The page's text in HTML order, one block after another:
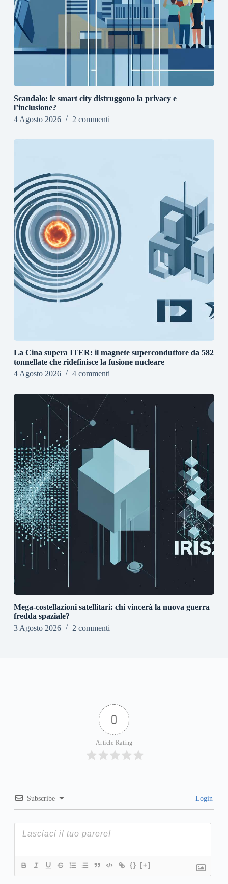
Scandalo: le smart city distruggono la privacy e
l’inclusione?
4 Agosto 2026
2 commenti
La Cina supera ITER: il magnete superconduttore da 582
tonnellate che ridefinisce la fusione nucleare
4 Agosto 2026
4 commenti
Mega-costellazioni satellitari: chi vincerà la nuova guerra
fredda spaziale?
3 Agosto 2026
2 commenti
0
Article Rating
Subscribe Login
{} [+]